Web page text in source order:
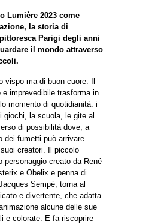
Lumière 2023 come
la storia di
Parigi degli anni
il mondo attraverso
vispo ma di buon cuore. Il
imprevedibile trasforma in
momento di quotidianità: i
giochi, la scuola, le gite al
di possibilità dove, a
dei fumetti può arrivare
creatori. Il piccolo
personaggio creato da René
e Obelix e penna di
Sempé, torna al
e divertente, che adatta
alcune delle sue
e colorate. E fa riscoprire